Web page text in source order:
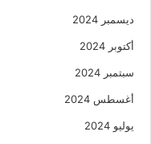
ديسمبر 2024
أكتوبر 2024
سبتمبر 2024
أغسطس 2024
يوليو 2024